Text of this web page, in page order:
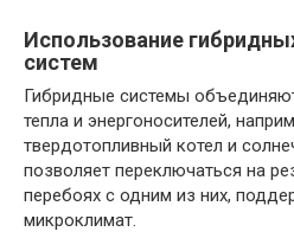
Использование
систем
Гибридные системы
тепла и энергоносителей,
твердотопливный котел и
позволяет переключаться на
перебоях с одним из них,
микроклимат.